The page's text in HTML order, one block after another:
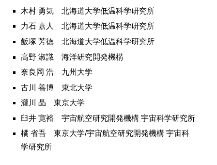
木村 勇気 北海道大学低温科学研究所
力石 嘉人 北海道大学低温科学研究所
飯塚 芳徳 北海道大学低温科学研究所
高野 淑識 海洋研究開発機構
奈良岡 浩 九州大学
古川 善博 東北大学
瀧川 晶 東京大学
臼井 寛裕 宇宙航空研究開発機構 宇宙科学研究所
橘 省吾 東京大学/宇宙航空研究開発機構 宇宙科
学研究所